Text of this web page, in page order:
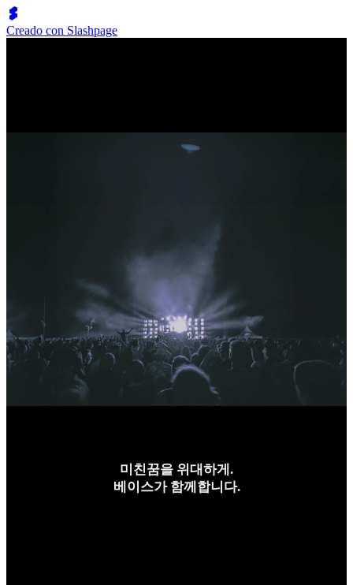
Creado con Slashpage
미친꿈을 위대하게.
베이스가 함께합니다.